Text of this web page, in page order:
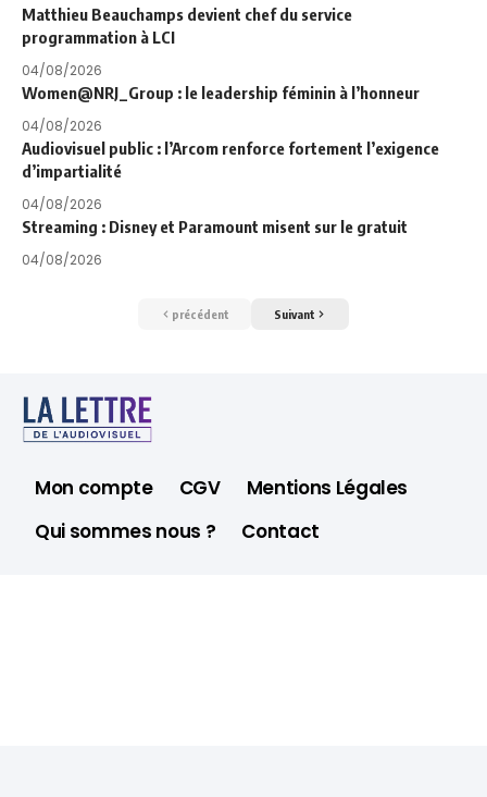
Matthieu Beauchamps devient chef du service
programmation à LCI
04/08/2026
Women@NRJ_Group : le leadership féminin à l’honneur
04/08/2026
Audiovisuel public : l’Arcom renforce fortement l’exigence
d’impartialité
04/08/2026
Streaming : Disney et Paramount misent sur le gratuit
04/08/2026
précédent Suivant
Mon compte CGV
Mentions Légales
Qui sommes nous ?
Contact